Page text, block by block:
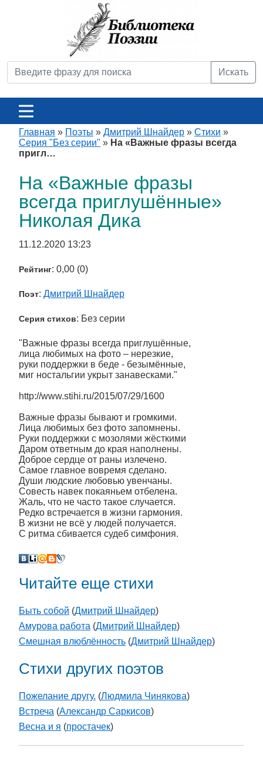
Искать
Главная » Поэты » Дмитрий Шнайдер » Стихи »
Серия "Без серии" » На «Важные фразы всегда
пригл…
На «Важные фразы
всегда приглушённые»
Николая Дика
11.12.2020 13:23
Рейтинг: 0,00 (0)
Поэт: Дмитрий Шнайдер
Серия стихов: Без серии
"Важные фразы всегда приглушённые,
лица любимых на фото – нерезкие,
руки поддержки в беде - безымённые,
миг ностальгии укрыт занавесками."
http://www.stihi.ru/2015/07/29/1600
Важные фразы бывают и громкими.
Лица любимых без фото запомнены.
Руки поддержки с мозолями жёсткими
Даром ответным до края наполнены.
Доброе сердце от раны излечено.
Самое главное вовремя сделано.
Души людские любовью увенчаны.
Совесть навек покаяньем отбелена.
Жаль, что не часто такое случается.
Редко встречается в жизни гармония.
В жизни не всё у людей получается.
С ритма сбивается судеб симфония.
Читайте еще стихи
Быть собой (Дмитрий Шнайдер)
Амурова работа (Дмитрий Шнайдер)
Смешная влюблённость (Дмитрий Шнайдер)
Стихи других поэтов
Пожелание другу. (Людмила Чинякова)
Встреча (Александр Саркисов)
Весна и я (простачек)